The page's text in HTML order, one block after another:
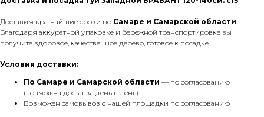
Доставим кратчайшие сроки по Самаре и Самарской области.
Благодаря аккуратной упаковке и бережной транспортировке вы
получите здоровое, качественное дерево, готовое к посадке.
Условия доставки:
По Самаре и Самарской области — по согласованию
(возможна доставка день в день)
Возможен самовывоз с нашей площадки по согласованию